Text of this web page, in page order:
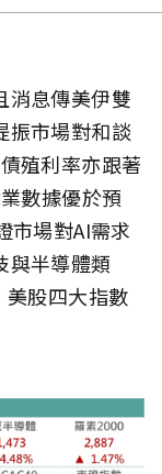
消息傳美伊雙
振市場對和談
殖利率亦跟著
數據優於預
市場對AI需求
與半導體類
美股四大指數